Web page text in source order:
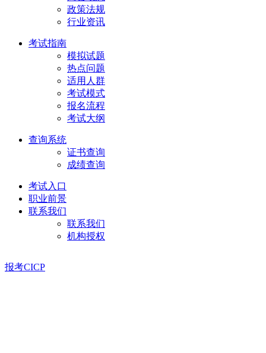
政策法规
行业资讯
考试指南
模拟试题
热点问题
适用人群
考试模式
报名流程
考试大纲
查询系统
证书查询
成绩查询
考试入口
职业前景
联系我们
联系我们
机构授权
报考CICP